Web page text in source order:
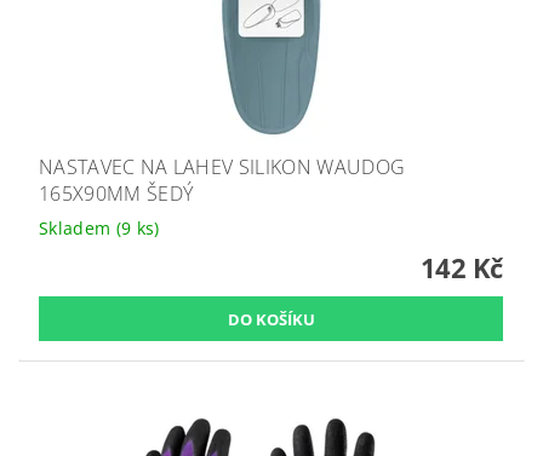
NASTAVEC NA LAHEV SILIKON WAUDOG
165X90MM ŠEDÝ
Skladem (9 ks)
142 Kč